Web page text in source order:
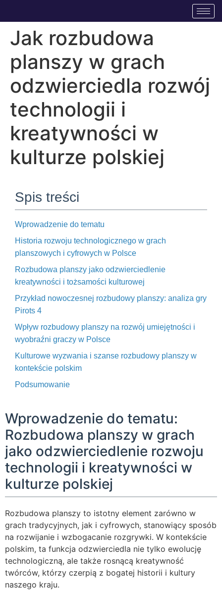
Jak rozbudowa
planszy w grach
odzwierciedla rozwój
technologii i
kreatywności w
kulturze polskiej
Spis treści
Wprowadzenie do tematu
Historia rozwoju technologicznego w grach
planszowych i cyfrowych w Polsce
Rozbudowa planszy jako odzwierciedlenie
kreatywności i tożsamości kulturowej
Przykład nowoczesnej rozbudowy planszy: analiza gry
Pirots 4
Wpływ rozbudowy planszy na rozwój umiejętności i
wyobraźni graczy w Polsce
Kulturowe wyzwania i szanse rozbudowy planszy w
kontekście polskim
Podsumowanie
Wprowadzenie do tematu:
Rozbudowa planszy w grach
jako odzwierciedlenie rozwoju
technologii i kreatywności w
kulturze polskiej
Rozbudowa planszy to istotny element zarówno w
grach tradycyjnych, jak i cyfrowych, stanowiący sposób
na rozwijanie i wzbogacanie rozgrywki. W kontekście
polskim, ta funkcja odzwierciedla nie tylko ewolucję
technologiczną, ale także rosnącą kreatywność
twórców, którzy czerpią z bogatej historii i kultury
naszego kraju.